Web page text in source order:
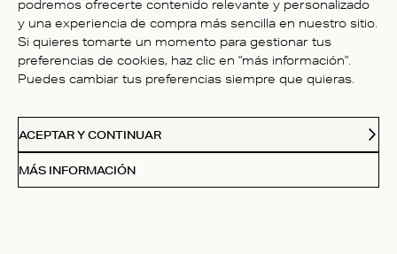
ATENCIÓN AL CLIENTE
podremos ofrecerte contenido relevante y personalizado
y una experiencia de compra más sencilla en nuestro sitio.
Si quieres tomarte un momento para gestionar tus
preferencias de cookies, haz clic en "más información".
Puedes cambiar tus preferencias siempre que quieras.
ACEPTAR Y CONTINUAR
MÁS INFORMACIÓN